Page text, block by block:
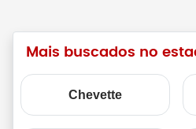
Mais buscados no
Chevette